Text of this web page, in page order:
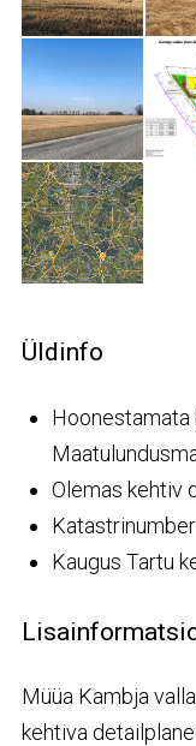
Üldinfo
Hoonestamata
Olemas kehtiv
Katastrinumber
Kaugus Tartu
Müüa Kambja
kehtiva